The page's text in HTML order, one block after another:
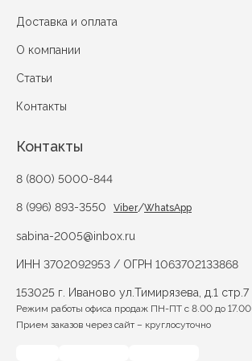
Доставка и оплата
О компании
Статьи
Контакты
Контакты
8 (800) 5000-844
8 (996) 893-3550 Viber/WhatsApp
sabina-2005@inbox.ru
ИНН 3702092953 / ОГРН 1063702133868
153025 г. Иваново ул.Тимирязева, д.1 стр.7
Режим работы офиса продаж ПН-ПТ с 8.00 до 17.00
Прием заказов через сайт – круглосуточно